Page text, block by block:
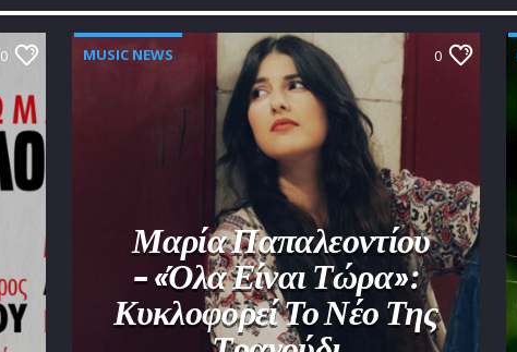
0 MUSIC NEWS 0
Μαρία Παπαλεοντίου
– «Όλα Είναι Τώρα»:
Κυκλοφορεί Το Νέο Της